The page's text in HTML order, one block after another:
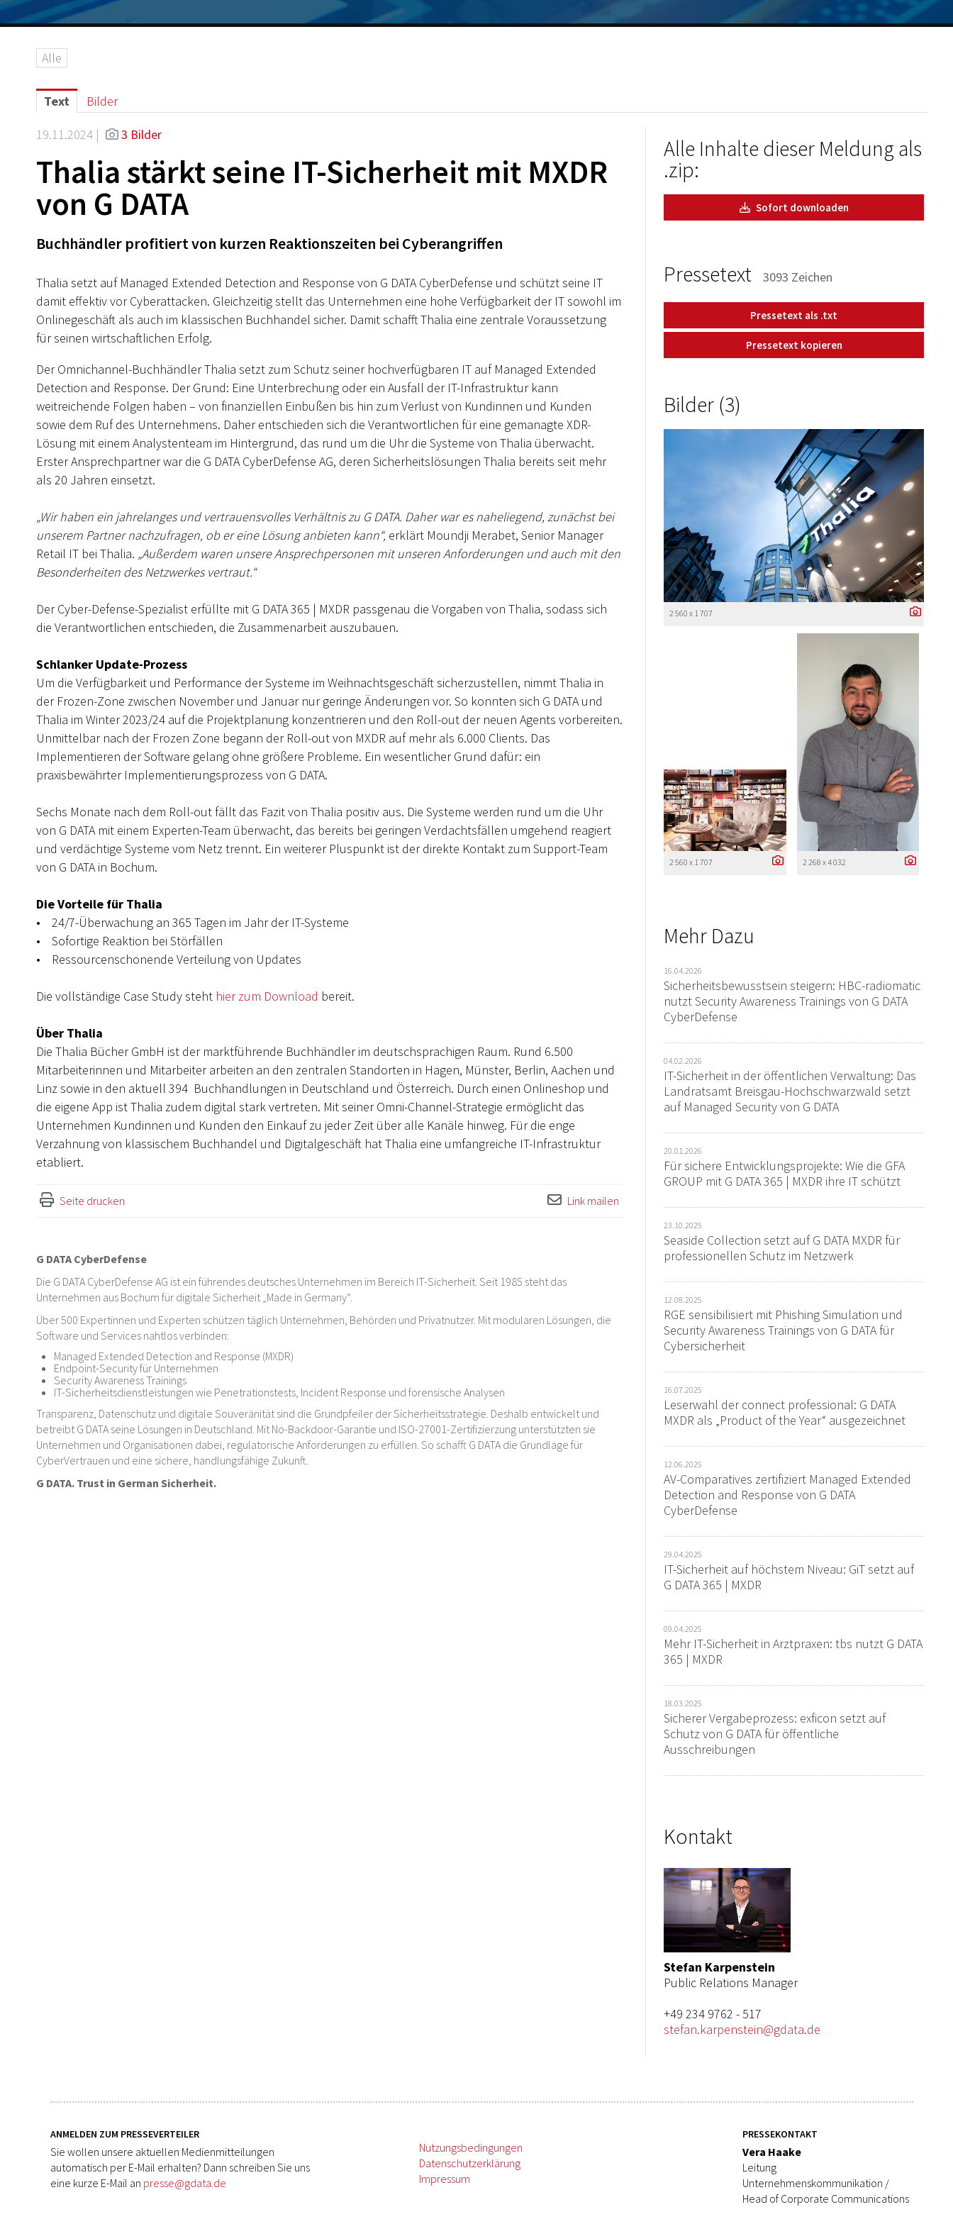
Alle
Text Bilder
19.11.2024 | 3 Bilder
Thalia stärkt seine IT-Sicherheit mit MXDR
von G DATA
Buchhändler profitiert von kurzen Reaktionszeiten bei Cyberangriffen
Thalia setzt auf Managed Extended Detection and Response von G DATA CyberDefense und schützt seine IT
damit effektiv vor Cyberattacken. Gleichzeitig stellt das Unternehmen eine hohe Verfügbarkeit der IT sowohl im
Onlinegeschäft als auch im klassischen Buchhandel sicher. Damit schafft Thalia eine zentrale Voraussetzung
für seinen wirtschaftlichen Erfolg.
Der Omnichannel-Buchhändler Thalia setzt zum Schutz seiner hochverfügbaren IT auf Managed Extended
Detection and Response. Der Grund: Eine Unterbrechung oder ein Ausfall der IT-Infrastruktur kann
weitreichende Folgen haben – von finanziellen Einbußen bis hin zum Verlust von Kundinnen und Kunden
sowie dem Ruf des Unternehmens. Daher entschieden sich die Verantwortlichen für eine gemanagte XDR-
Lösung mit einem Analystenteam im Hintergrund, das rund um die Uhr die Systeme von Thalia überwacht.
Erster Ansprechpartner war die G DATA CyberDefense AG, deren Sicherheitslösungen Thalia bereits seit mehr
als 20 Jahren einsetzt.
„Wir haben ein jahrelanges und vertrauensvolles Verhältnis zu G DATA. Daher war es naheliegend, zunächst bei
unserem Partner nachzufragen, ob er eine Lösung anbieten kann“, erklärt Moundji Merabet, Senior Manager
Retail IT bei Thalia. „Außerdem waren unsere Ansprechpersonen mit unseren Anforderungen und auch mit den
Besonderheiten des Netzwerkes vertraut.“
Der Cyber-Defense-Spezialist erfüllte mit G DATA 365 | MXDR passgenau die Vorgaben von Thalia, sodass sich
die Verantwortlichen entschieden, die Zusammenarbeit auszubauen.
Schlanker Update-Prozess
Um die Verfügbarkeit und Performance der Systeme im Weihnachtsgeschäft sicherzustellen, nimmt Thalia in
der Frozen-Zone zwischen November und Januar nur geringe Änderungen vor. So konnten sich G DATA und
Thalia im Winter 2023/24 auf die Projektplanung konzentrieren und den Roll-out der neuen Agents vorbereiten.
Unmittelbar nach der Frozen Zone begann der Roll-out von MXDR auf mehr als 6.000 Clients. Das
Implementieren der Software gelang ohne größere Probleme. Ein wesentlicher Grund dafür: ein
praxisbewährter Implementierungsprozess von G DATA.
Sechs Monate nach dem Roll-out fällt das Fazit von Thalia positiv aus. Die Systeme werden rund um die Uhr
von G DATA mit einem Experten-Team überwacht, das bereits bei geringen Verdachtsfällen umgehend reagiert
und verdächtige Systeme vom Netz trennt. Ein weiterer Pluspunkt ist der direkte Kontakt zum Support-Team
von G DATA in Bochum.
Die Vorteile für Thalia
• 24/7-Überwachung an 365 Tagen im Jahr der IT-Systeme
• Sofortige Reaktion bei Störfällen
• Ressourcenschonende Verteilung von Updates
Die vollständige Case Study steht hier zum Download bereit.
Über Thalia
Die Thalia Bücher GmbH ist der marktführende Buchhändler im deutschsprachigen Raum. Rund 6.500
Mitarbeiterinnen und Mitarbeiter arbeiten an den zentralen Standorten in Hagen, Münster, Berlin, Aachen und
Linz sowie in den aktuell 394 Buchhandlungen in Deutschland und Österreich. Durch einen Onlineshop und
die eigene App ist Thalia zudem digital stark vertreten. Mit seiner Omni-Channel-Strategie ermöglicht das
Unternehmen Kundinnen und Kunden den Einkauf zu jeder Zeit über alle Kanäle hinweg. Für die enge
Verzahnung von klassischem Buchhandel und Digitalgeschäft hat Thalia eine umfangreiche IT-Infrastruktur
etabliert.
Seite drucken Link mailen
G DATA CyberDefense
Die G DATA CyberDefense AG ist ein führendes deutsches Unternehmen im Bereich IT-Sicherheit. Seit 1985 steht das
Unternehmen aus Bochum für digitale Sicherheit „Made in Germany“.
Über 500 Expertinnen und Experten schützen täglich Unternehmen, Behörden und Privatnutzer. Mit modularen Lösungen, die
Software und Services nahtlos verbinden:
Managed Extended Detection and Response (MXDR)
Endpoint-Security für Unternehmen
Security Awareness Trainings
IT-Sicherheitsdienstleistungen wie Penetrationstests, Incident Response und forensische Analysen
Transparenz, Datenschutz und digitale Souveränität sind die Grundpfeiler der Sicherheitsstrategie. Deshalb entwickelt und
betreibt G DATA seine Lösungen in Deutschland. Mit No-Backdoor-Garantie und ISO-27001-Zertifizierzung unterstützten sie
Unternehmen und Organisationen dabei, regulatorische Anforderungen zu erfüllen. So schafft G DATA die Grundlage für
CyberVertrauen und eine sichere, handlungsfähige Zukunft.
G DATA. Trust in German Sicherheit.
Alle Inhalte dieser Meldung als
.zip:
Sofort downloaden
Pressetext 3093 Zeichen
Pressetext als .txt
Pressetext kopieren
Bilder (3)
2 560 x 1 707
2 560 x 1 707 2 268 x 4 032
Mehr Dazu
16.04.2026
Sicherheitsbewusstsein steigern: HBC-radiomatic
nutzt Security Awareness Trainings von G DATA
CyberDefense
04.02.2026
IT-Sicherheit in der öffentlichen Verwaltung: Das
Landratsamt Breisgau-Hochschwarzwald setzt
auf Managed Security von G DATA
20.01.2026
Für sichere Entwicklungsprojekte: Wie die GFA
GROUP mit G DATA 365 | MXDR ihre IT schützt
23.10.2025
Seaside Collection setzt auf G DATA MXDR für
professionellen Schutz im Netzwerk
12.08.2025
RGE sensibilisiert mit Phishing Simulation und
Security Awareness Trainings von G DATA für
Cybersicherheit
16.07.2025
Leserwahl der connect professional: G DATA
MXDR als „Product of the Year“ ausgezeichnet
12.06.2025
AV-Comparatives zertifiziert Managed Extended
Detection and Response von G DATA
CyberDefense
29.04.2025
IT-Sicherheit auf höchstem Niveau: GiT setzt auf
G DATA 365 | MXDR
09.04.2025
Mehr IT-Sicherheit in Arztpraxen: tbs nutzt G DATA
365 | MXDR
18.03.2025
Sicherer Vergabeprozess: exficon setzt auf
Schutz von G DATA für öffentliche
Ausschreibungen
Kontakt
Stefan Karpenstein
Public Relations Manager
+49 234 9762 - 517
stefan.karpenstein@gdata.de
ANMELDEN ZUM PRESSEVERTEILER
Sie wollen unsere aktuellen Medienmitteilungen
automatisch per E-Mail erhalten? Dann schreiben Sie uns
eine kurze E-Mail an presse@gdata.de
Nutzungsbedingungen
Datenschutzerklärung
Impressum
PRESSEKONTAKT
Vera Haake
Leitung
Unternehmenskommunikation /
Head of Corporate Communications